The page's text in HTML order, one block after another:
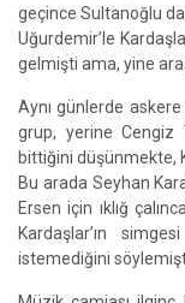
geçince Sultanoğlu
Uğurdemir’le
gelmişti ama, yine
Aynı günlerde
grup, yerine Cengiz
bittiğini düşünmekte,
Bu arada Seyhan
Ersen için ıklığ
Kardaşlar’ın
istemediğini